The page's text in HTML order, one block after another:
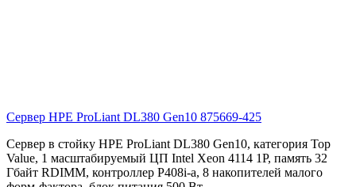
Сервер HPE ProLiant DL380 Gen10 875669-425
Сервер в стойку HPE ProLiant DL380 Gen10, категория Top
Value, 1 масштабируемый ЦП Intel Xeon 4114 1P, память 32
Гбайт RDIMM, контроллер P408i-a, 8 накопителей малого